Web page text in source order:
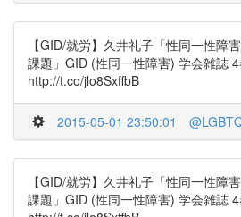
【GID/就労】久井礼子「性同一性障
課題」GID (性同一性障害) 学会雑誌
http://t.co/jlo8SxffbB
2015-05-01 23:50:01
【GID/就労】久井礼子「性同一性障
課題」GID (性同一性障害) 学会雑誌